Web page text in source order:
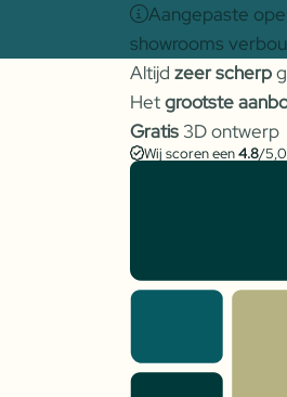
Aangepaste
showrooms
Altijd zeer scherp
Hetgrootste
Gratis 3D ontwerp
Wij scoren een4.8/5,0